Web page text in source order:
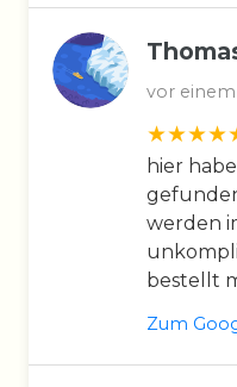
vor
hier
werden
bestellt
Zum